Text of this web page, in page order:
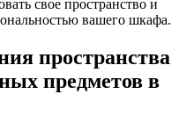
свое пространство и
вашего шкафа.
пространства
предметов в